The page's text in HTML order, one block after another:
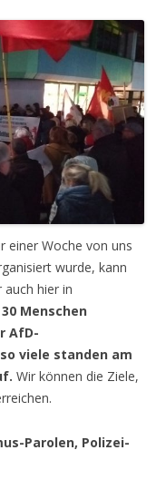
einer Woche von uns
wurde, kann
hier in
Menschen
AfD-
viele standen am
Wir können die Ziele,
Parolen, Polizei-